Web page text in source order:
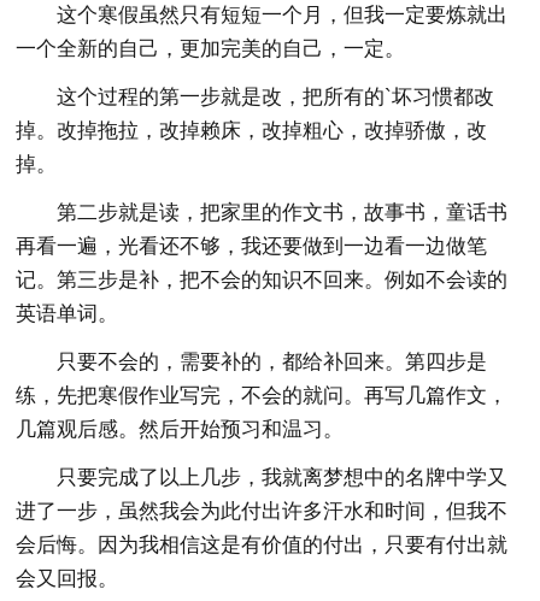
这个寒假虽然只有短短一个月，但我一定要炼就出
一个全新的自己，更加完美的自己，一定。
这个过程的第一步就是改，把所有的`坏习惯都改
掉。改掉拖拉，改掉赖床，改掉粗心，改掉骄傲，改
掉。
第二步就是读，把家里的作文书，故事书，童话书
再看一遍，光看还不够，我还要做到一边看一边做笔
记。第三步是补，把不会的知识不回来。例如不会读的
英语单词。
只要不会的，需要补的，都给补回来。第四步是
练，先把寒假作业写完，不会的就问。再写几篇作文，
几篇观后感。然后开始预习和温习。
只要完成了以上几步，我就离梦想中的名牌中学又
进了一步，虽然我会为此付出许多汗水和时间，但我不
会后悔。因为我相信这是有价值的付出，只要有付出就
会又回报。